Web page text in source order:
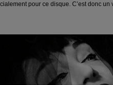
pour ce disque. C’est donc